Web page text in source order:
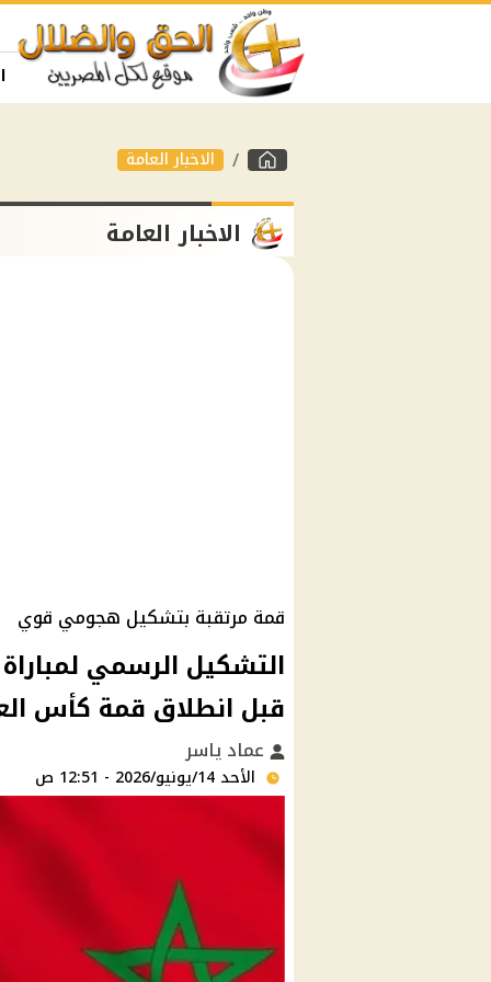
الاخبار العامة
الاخبار العامة
قمة مرتقبة بتشكيل هجومي قوي
التشكيل الرسمي لمباراة
قبل انطلاق قمة كأس
عماد ياسر
الأحد 14/يونيو/2026 - 12:51 ص